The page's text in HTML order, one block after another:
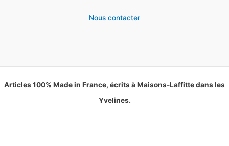
Nous contacter
Articles 100% Made in France, écrits à Maisons-Laffitte dans les
Yvelines.